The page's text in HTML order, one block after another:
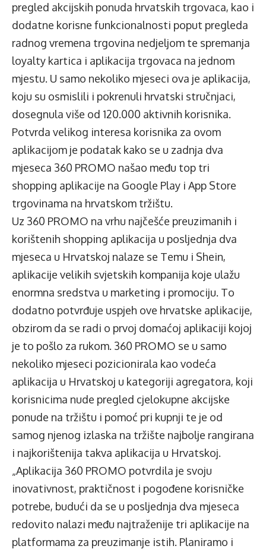
pregled akcijskih ponuda hrvatskih trgovaca, kao i
dodatne korisne funkcionalnosti poput pregleda
radnog vremena trgovina nedjeljom te spremanja
loyalty kartica i aplikacija trgovaca na jednom
mjestu. U samo nekoliko mjeseci ova je aplikacija,
koju su osmislili i pokrenuli hrvatski stručnjaci,
dosegnula više od 120.000 aktivnih korisnika.
Potvrda velikog interesa korisnika za ovom
aplikacijom je podatak kako se u zadnja dva
mjeseca 360 PROMO našao među top tri
shopping aplikacije na Google Play i App Store
trgovinama na hrvatskom tržištu.
Uz 360 PROMO na vrhu najčešće preuzimanih i
korištenih shopping aplikacija u posljednja dva
mjeseca u Hrvatskoj nalaze se Temu i Shein,
aplikacije velikih svjetskih kompanija koje ulažu
enormna sredstva u marketing i promociju. To
dodatno potvrđuje uspjeh ove hrvatske aplikacije,
obzirom da se radi o prvoj domaćoj aplikaciji kojoj
je to pošlo za rukom. 360 PROMO se u samo
nekoliko mjeseci pozicionirala kao vodeća
aplikacija u Hrvatskoj u kategoriji agregatora, koji
korisnicima nude pregled cjelokupne akcijske
ponude na tržištu i pomoć pri kupnji te je od
samog njenog izlaska na tržište najbolje rangirana
i najkorištenija takva aplikacija u Hrvatskoj.
„Aplikacija 360 PROMO potvrdila je svoju
inovativnost, praktičnost i pogođene korisničke
potrebe, budući da se u posljednja dva mjeseca
redovito nalazi među najtraženije tri aplikacije na
platformama za preuzimanje istih. Planiramo i